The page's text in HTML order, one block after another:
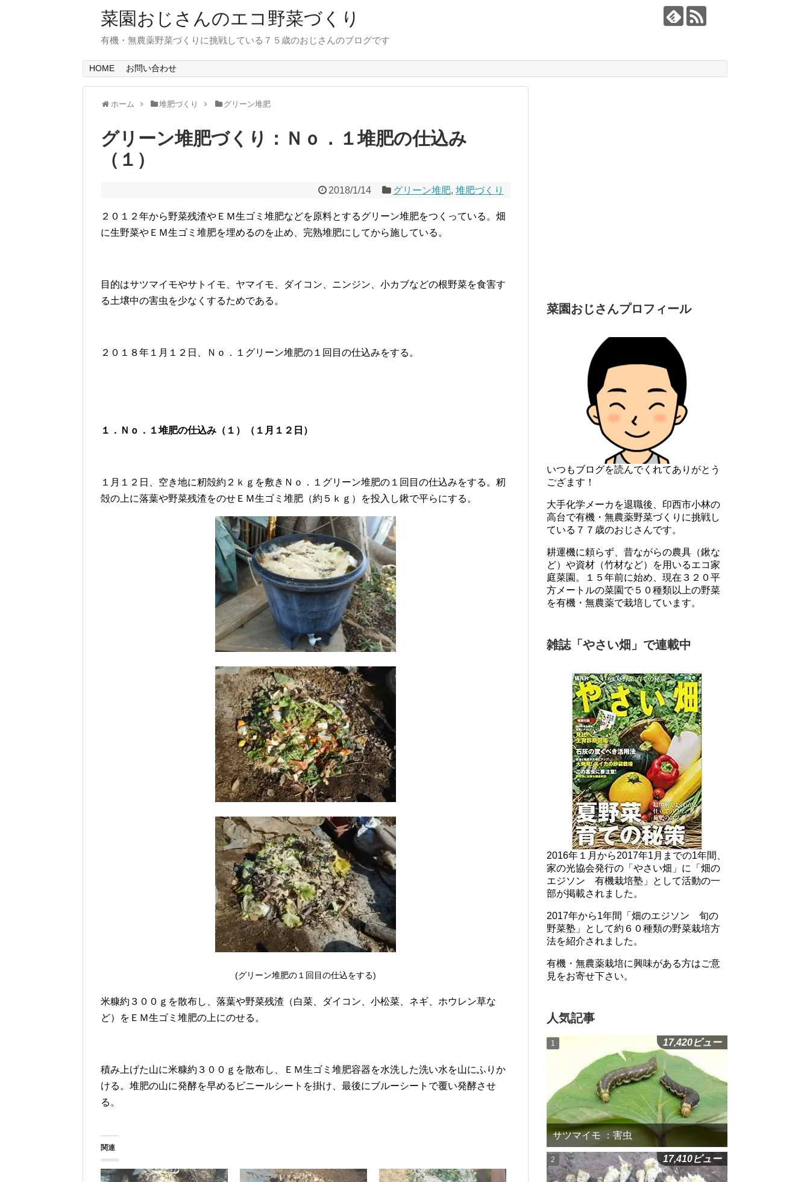
菜園おじさんのエコ野菜づくり
有機・無農薬野菜づくりに挑戦している７５歳のおじさんのブログです
HOME お問い合わせ
ホーム 堆肥づくり グリーン堆肥
グリーン堆肥づくり：Ｎｏ．１堆肥の仕込み
（１）
2018/1/14 グリーン堆肥, 堆肥づくり
２０１２年から野菜残渣やＥＭ生ゴミ堆肥などを原料とするグリーン堆肥をつくっている。畑
に生野菜やＥＭ生ゴミ堆肥を埋めるのを止め、完熟堆肥にしてから施している。
目的はサツマイモやサトイモ、ヤマイモ、ダイコン、ニンジン、小カブなどの根野菜を食害す
る土壌中の害虫を少なくするためである。
２０１８年１月１２日、Ｎｏ．１グリーン堆肥の１回目の仕込みをする。
１．Ｎｏ．１堆肥の仕込み（１）（１月１２日）
１月１２日、空き地に籾殻約２ｋｇを敷きＮｏ．１グリーン堆肥の１回目の仕込みをする。籾
殻の上に落葉や野菜残渣をのせＥＭ生ゴミ堆肥（約５ｋｇ）を投入し鍬で平らにする。
(グリーン堆肥の１回目の仕込をする)
米糠約３００ｇを散布し、落葉や野菜残渣（白菜、ダイコン、小松菜、ネギ、ホウレン草な
ど）をＥＭ生ゴミ堆肥の上にのせる。
積み上げた山に米糠約３００ｇを散布し、ＥＭ生ゴミ堆肥容器を水洗した洗い水を山にふりか
ける。堆肥の山に発酵を早めるビニールシートを掛け、最後にブルーシートで覆い発酵させ
る。
関連
菜園おじさんプロフィール
いつもブログを読んでくれてありがとう
ござます！
大手化学メーカを退職後、印西市小林の
高台で有機・無農薬野菜づくりに挑戦し
ている７７歳のおじさんです。
耕運機に頼らず、昔ながらの農具（鍬な
ど）や資材（竹材など）を用いるエコ家
庭菜園。１５年前に始め、現在３２０平
方メートルの菜園で５０種類以上の野菜
を有機・無農薬で栽培しています。
雑誌「やさい畑」で連載中
2016年１月から2017年1月までの1年間、
家の光協会発行の「やさい畑」に「畑の
エジソン 有機栽培塾」として活動の一
部が掲載されました。
2017年から1年間「畑のエジソン 旬の
野菜塾」として約６０種類の野菜栽培方
法を紹介されました。
有機・無農薬栽培に興味がある方はご意
見をお寄せ下さい。
人気記事
サツマイモ ：害虫
17,420ビュー
17,410ビュー